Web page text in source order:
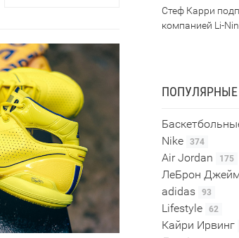
Стеф Карри
компанией Li-
ПОПУЛЯРНЫЕ
Nike 374
Air Jordan 175
ЛеБрон
adidas 93
Lifestyle 62
Кайри Ирвинг